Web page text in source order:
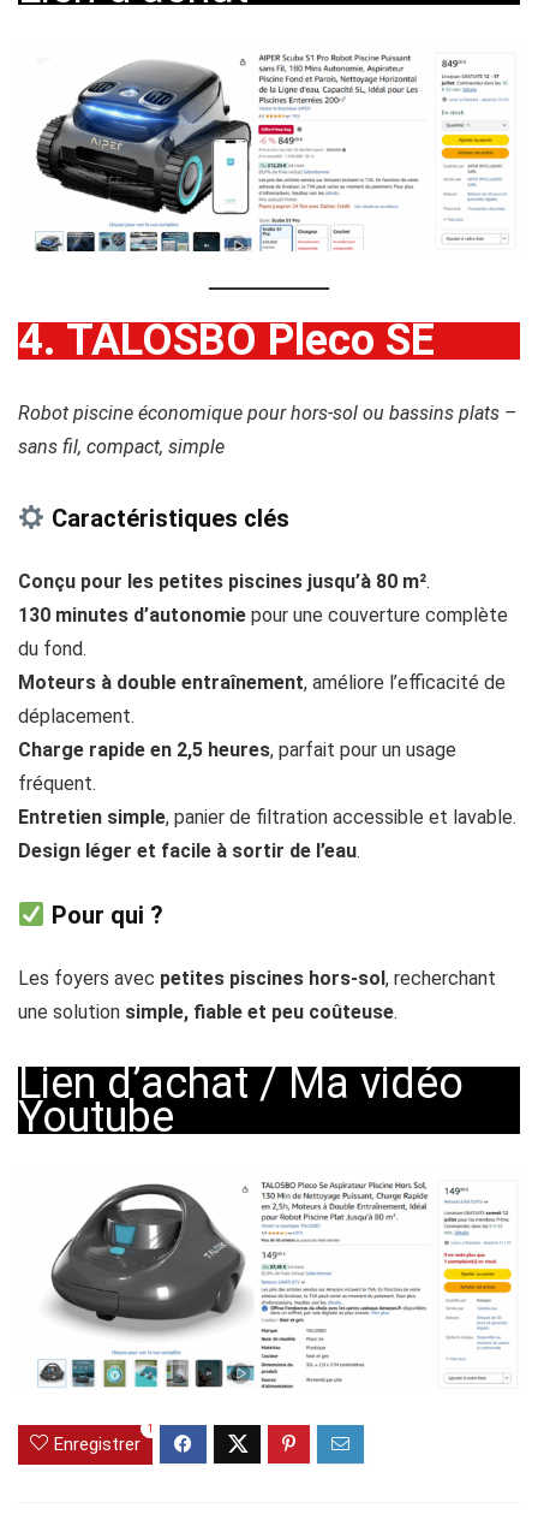
4. TALOSBO Pleco SE
Robot piscine économique pour hors-sol ou bassins plats –
sans fil, compact, simple
Caractéristiques clés
Conçu pour les petites piscines jusqu’à 80 m².
130 minutes d’autonomie pour une couverture complète
du fond.
Moteurs à double entraînement, améliore l’efficacité de
déplacement.
Charge rapide en 2,5 heures, parfait pour un usage
fréquent.
Entretien simple, panier de filtration accessible et lavable.
Design léger et facile à sortir de l’eau.
Pour qui ?
Les foyers avec petites piscines hors-sol, recherchant
une solution simple, fiable et peu coûteuse.
Lien d’achat/Ma vidéo
Youtube
Enregistrer
1